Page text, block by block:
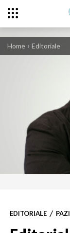
Home Editoriale
EDITORIALE